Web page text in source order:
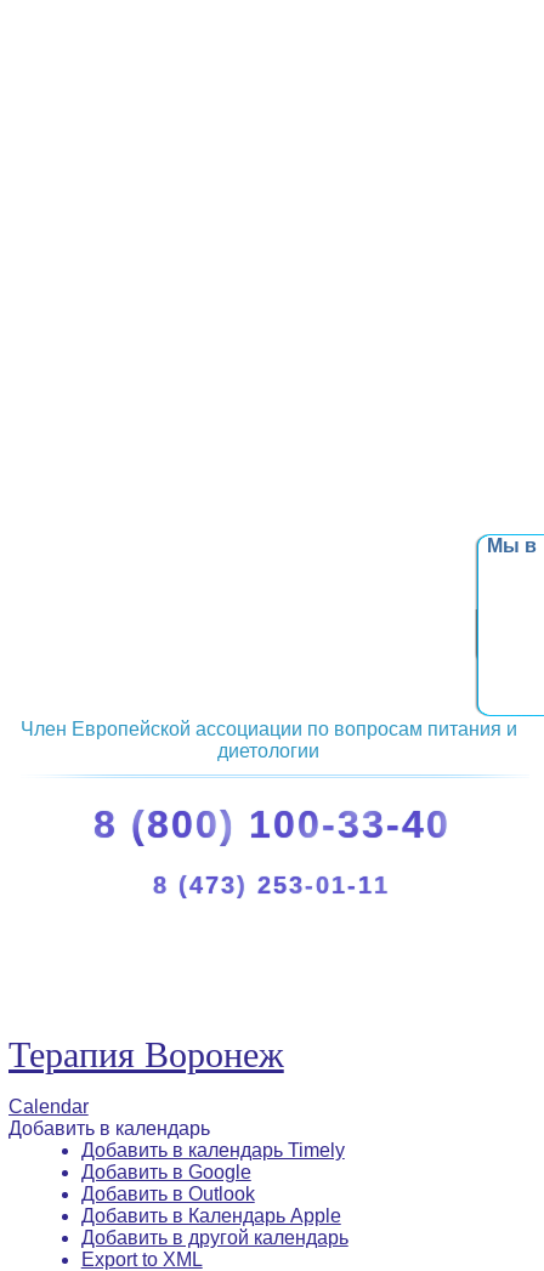
Мы в
Член Европейской ассоциации по вопросам питания и
диетологии
8 (800) 100-33-40
8 (473) 253-01-11
Терапия Воронеж
Calendar
Добавить в календарь
Добавить в календарь Timely
Добавить в Google
Добавить в Outlook
Добавить в Календарь Apple
Добавить в другой календарь
Export to XML